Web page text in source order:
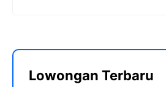
Lowongan Terbaru